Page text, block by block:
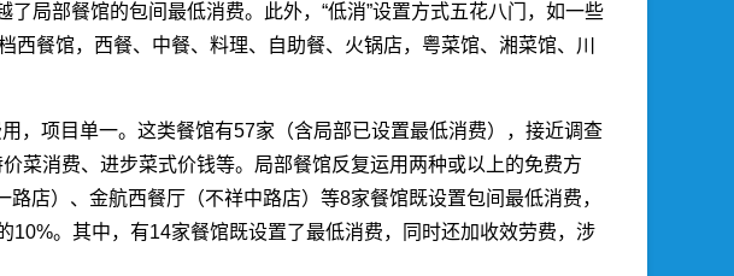
局部餐馆的包间最低消费。此外，“低消”设置方式五花八门，如一些
西餐馆，西餐、中餐、料理、自助餐、火锅店，粤菜馆、湘菜馆、川
，项目单一。这类餐馆有57家（含局部已设置最低消费），接近调查
菜消费、进步菜式价钱等。局部餐馆反复运用两种或以上的免费方
店）、金航西餐厅（不祥中路店）等8家餐馆既设置包间最低消费，
。其中，有14家餐馆既设置了最低消费，同时还加收效劳费，涉